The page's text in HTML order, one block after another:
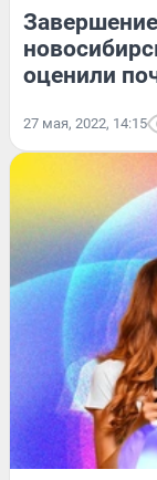
оценили
27 мая, 2022, 14:15